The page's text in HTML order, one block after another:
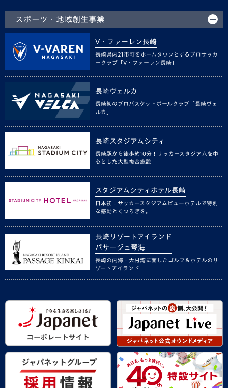
スポーツ・地域創生事業
V・ファーレン長崎
長崎県内21市町をホームタウンとするプロサッカ
ークラブ「V・ファーレン長崎」
長崎ヴェルカ
長崎初のプロバスケットボールクラブ「長崎ヴェ
ルカ」
長崎スタジアムシティ
長崎駅から徒歩約10分！サッカースタジアムを中
心とした大型複合施設
スタジアムシティホテル長崎
日本初！サッカースタジアムビューホテルで特別
な感動とくつろぎを。
長崎リゾートアイランド
パサージュ琴海
長崎の内海・大村湾に面したゴルフ＆ホテルのリ
ゾートアイランド